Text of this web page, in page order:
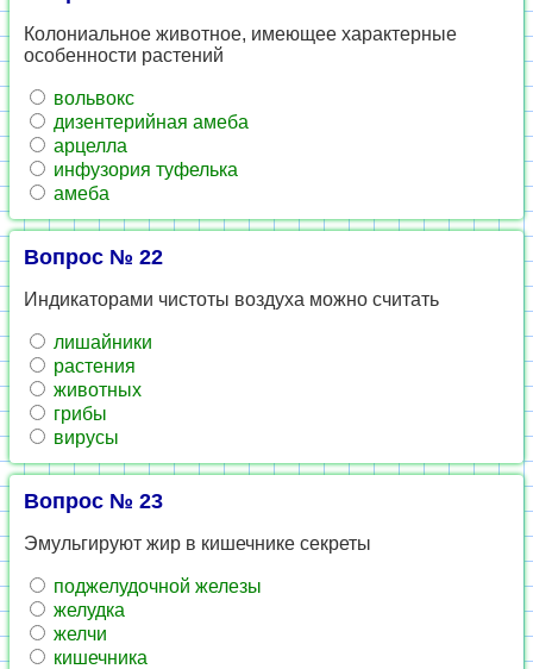
Колониальное животное, имеющее характерные
особенности растений
вольвокс
дизентерийная амеба
арцелла
инфузория туфелька
амеба
Вопрос № 22
Индикаторами чистоты воздуха можно считать
лишайники
растения
животных
грибы
вирусы
Вопрос № 23
Эмульгируют жир в кишечнике секреты
поджелудочной железы
желудка
желчи
кишечника